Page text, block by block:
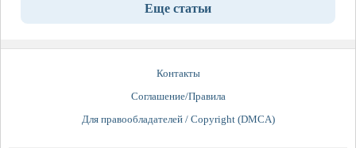
Еще статьи
Контакты
Соглашение/Правила
Для правообладателей / Copyright (DMCA)